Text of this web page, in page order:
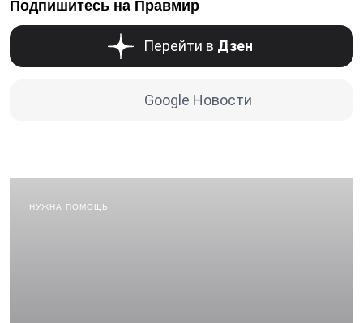
Подпишитесь на Правмир
Перейти в Дзен
Google Новости
НУЖНА ПОМОЩЬ